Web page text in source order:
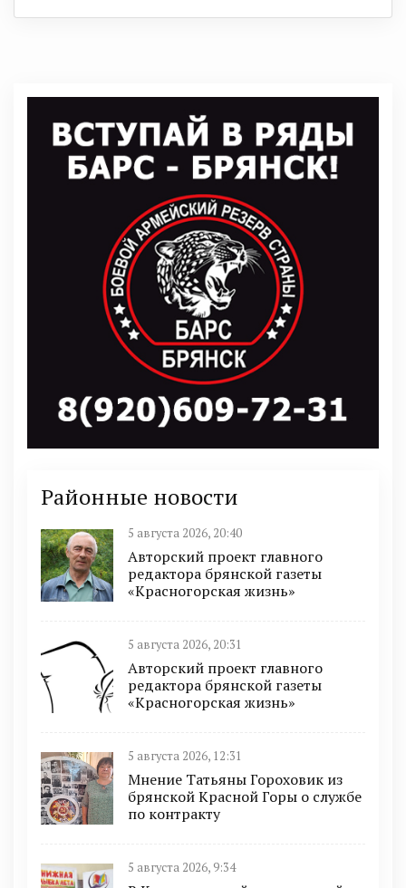
Районные новости
5 августа 2026, 20:40
Авторский проект главного
редактора брянской газеты
«Красногорская жизнь»
5 августа 2026, 20:31
Авторский проект главного
редактора брянской газеты
«Красногорская жизнь»
5 августа 2026, 12:31
Мнение Татьяны Гороховик из
брянской Красной Горы о службе
по контракту
5 августа 2026, 9:34